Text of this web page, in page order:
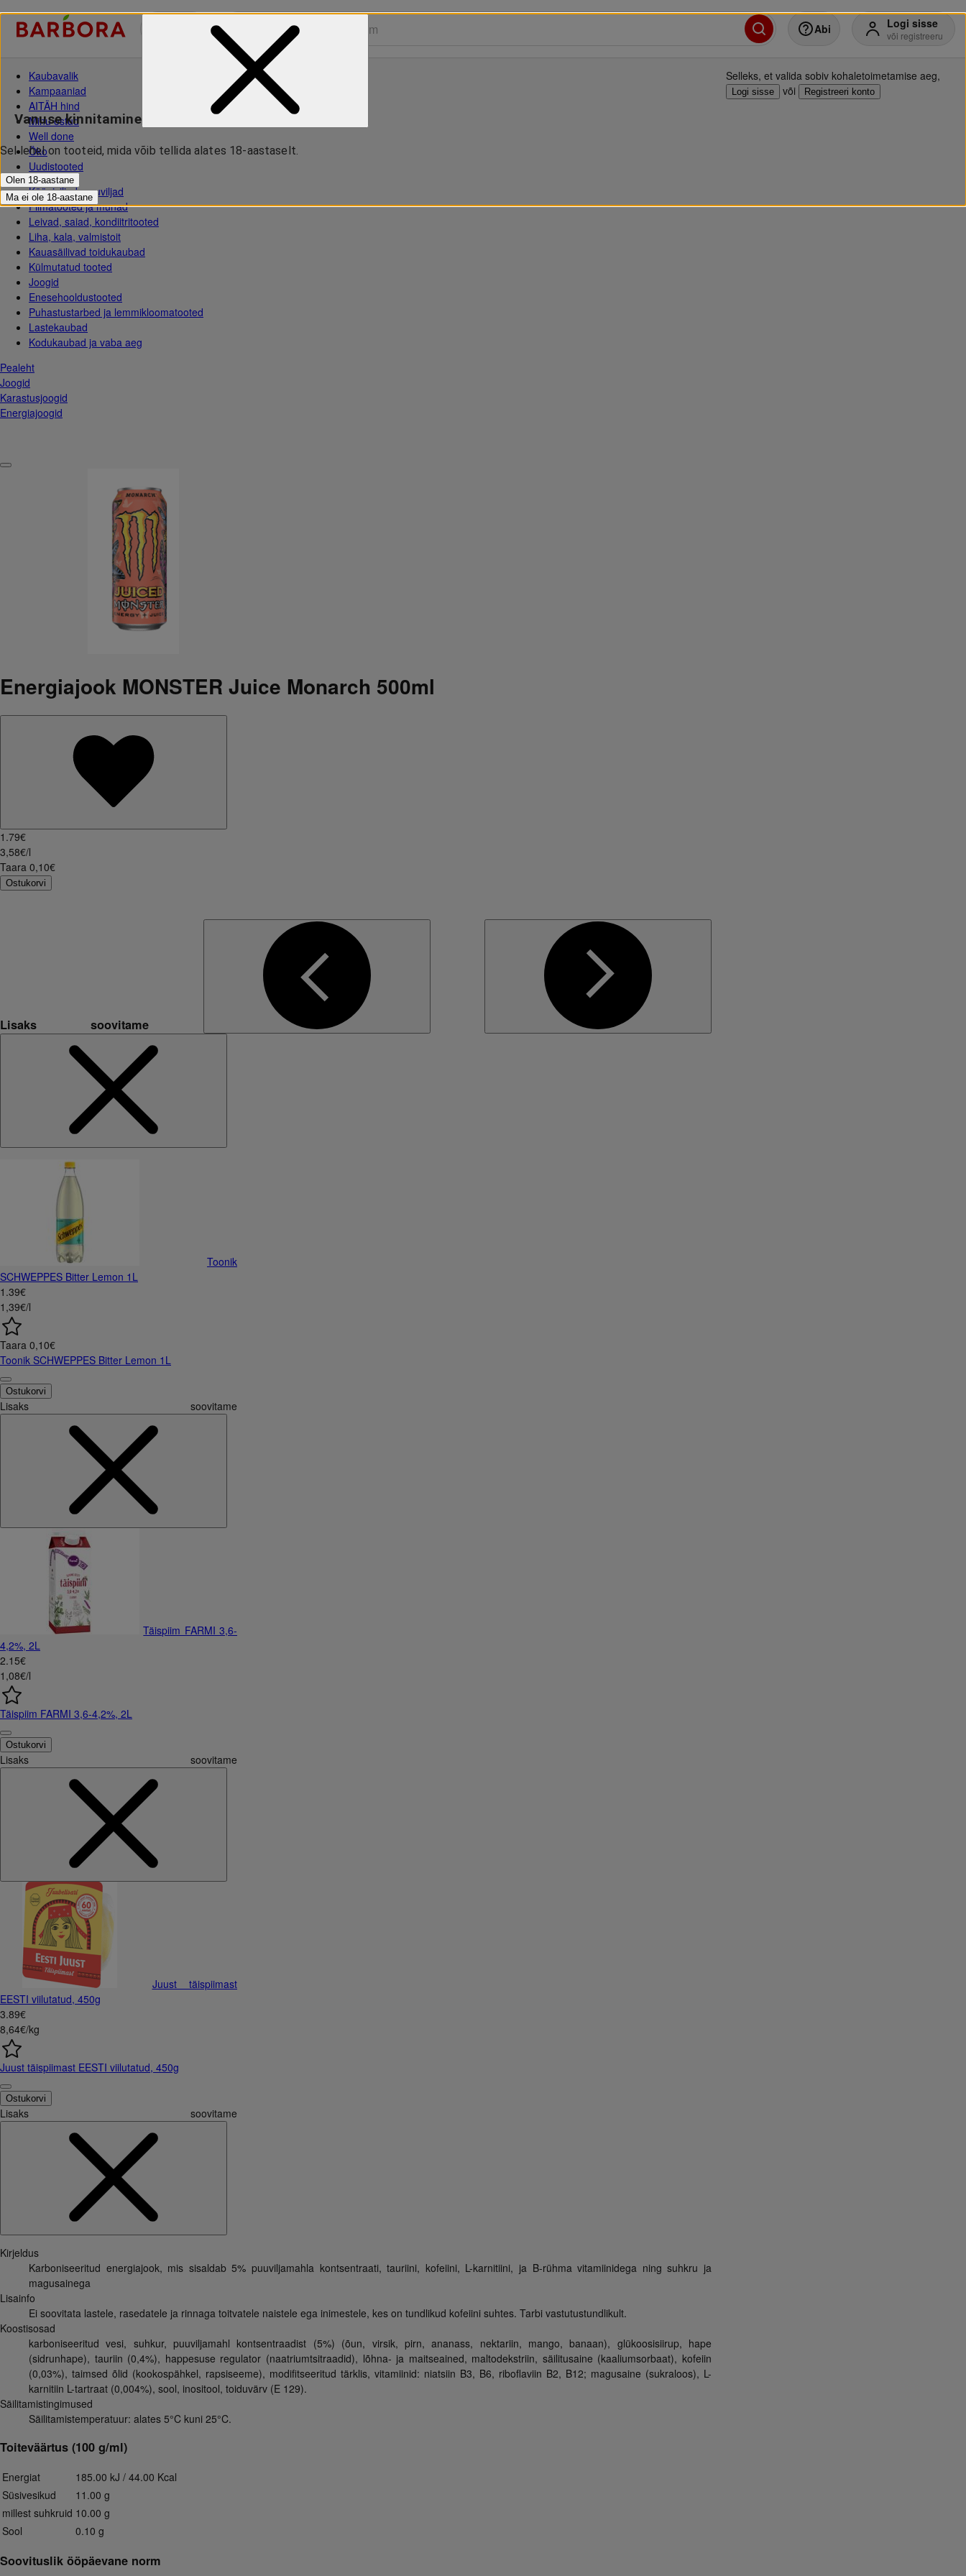
Abi Logi sisse
või registreeru
Kaubavalik
Kampaaniad
AITÄH hind
Minu ostud
Well done
Öko
Uudistooted
Köögiviljad, puuviljad
Piimatooted ja munad
Leivad, saiad, kondiitritooted
Liha, kala, valmistoit
Kauasäilivad toidukaubad
Külmutatud tooted
Joogid
Enesehooldustooted
Puhastustarbed ja lemmikloomatooted
Lastekaubad
Kodukaubad ja vaba aeg
Pealeht
Joogid
Karastusjoogid
Energiajoogid
Selleks, et valida sobiv kohaletoimetamise aeg,
Logi sisse või Registreeri konto
Energiajook MONSTER Juice Monarch 500ml
1 .79€
3,58€/l
Taara 0,10€
Ostukorvi
Lisaks soovitame
Toonik
SCHWEPPES Bitter Lemon 1L
1 .39€
1,39€/l
Taara 0,10€
Toonik SCHWEPPES Bitter Lemon 1L
Ostukorvi
Lisaks soovitame
Täispiim FARMI 3,6-
4,2%, 2L
2.15€
1,08€/l
Täispiim FARMI 3,6-4,2%, 2L
Ostukorvi
Lisaks soovitame
Juust täispiimast
EESTI viilutatud, 450g
3.89€
8,64€/kg
Juust täispiimast EESTI viilutatud, 450g
Ostukorvi
Lisaks soovitame
Kirjeldus
Karboniseeritud energiajook, mis sisaldab 5% puuviljamahla kontsentraati, tauriini, kofeiini, L-karnitiini, ja B-rühma vitamiinidega ning suhkru ja
magusainega
Lisainfo
Ei soovitata lastele, rasedatele ja rinnaga toitvatele naistele ega inimestele, kes on tundlikud kofeiini suhtes. Tarbi vastutustundlikult.
Koostisosad
karboniseeritud vesi, suhkur, puuviljamahl kontsentraadist (5%) (õun, virsik, pirn, ananass, nektariin, mango, banaan), glükoosisiirup, hape
(sidrunhape), tauriin (0,4%), happesuse regulator (naatriumtsitraadid), lõhna- ja maitseained, maltodekstriin, säilitusaine (kaaliumsorbaat), kofeiin
(0,03%), taimsed õlid (kookospähkel, rapsiseeme), modifitseeritud tärklis, vitamiinid: niatsiin B3, B6, riboflaviin B2, B12; magusaine (sukraloos), L-
karnitiin L-tartraat (0,004%), sool, inositool, toiduvärv (E 129).
Säilitamistingimused
Säilitamistemperatuur: alates 5°C kuni 25°C.
Toiteväärtus (100 g/ml)
Energiat
185.00 kJ / 44.00 Kcal
Süsivesikud
11.00 g
millest suhkruid 10.00 g
Sool
0.10 g
Soovituslik ööpäevane norm
Vanuse kinnitamine
Sel lehel on tooteid, mida võib tellida alates 18-aastaselt.
Olen 18-aastane
Ma ei ole 18-aastane